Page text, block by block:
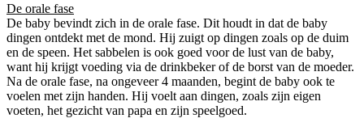
De orale fase
De baby bevindt zich in de orale fase. Dit houdt in dat de baby
dingen ontdekt met de mond. Hij zuigt op dingen zoals op de duim
en de speen. Het sabbelen is ook goed voor de lust van de baby,
want hij krijgt voeding via de drinkbeker of de borst van de moeder.
Na de orale fase, na ongeveer 4 maanden, begint de baby ook te
voelen met zijn handen. Hij voelt aan dingen, zoals zijn eigen
voeten, het gezicht van papa en zijn speelgoed.